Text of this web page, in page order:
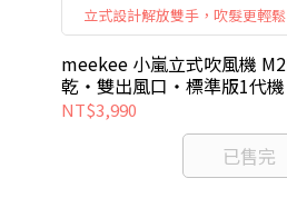
立式設計解放雙手，吹髮更輕
乾，長髮也能快速吹整；五段
由切換更好用；負離子護髮減
感。
meekee 小嵐立式吹風機
乾・雙出風口・標準版1代
NT$3,990
已售完